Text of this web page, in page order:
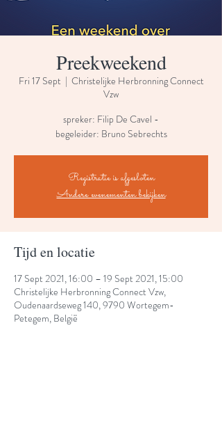
Preekweekend
Fri 17 Sept
  |
Christelijke Herbronning Connect
Vzw
spreker: Filip De Cavel -
begeleider: Bruno Sebrechts
Registratie is afgesloten
Andere evenementen bekijken
Tijd en locatie
17 Sept 2021, 16:00 – 19 Sept 2021, 15:00
Christelijke Herbronning Connect Vzw,
Oudenaardseweg 140, 9790 Wortegem-
Petegem, België